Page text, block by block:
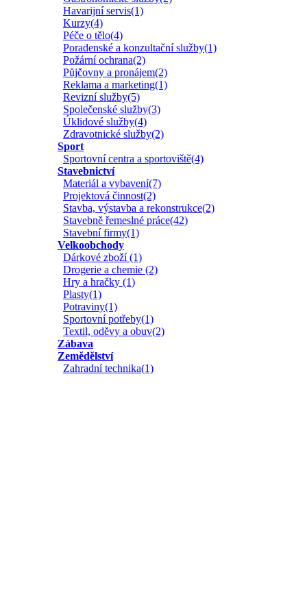
Havarijní servis(1)
Kurzy(4)
Péče o tělo(4)
Poradenské a konzultační služby(1)
Požární ochrana(2)
Půjčovny a pronájem(2)
Reklama a marketing(1)
Revizní služby(5)
Společenské služby(3)
Úklidové služby(4)
Zdravotnické služby(2)
Sport
Sportovní centra a sportoviště(4)
Stavebnictví
Materiál a vybavení(7)
Projektová činnost(2)
Stavba, výstavba a rekonstrukce(2)
Stavebně řemeslné práce(42)
Stavební firmy(1)
Velkoobchody
Dárkové zboží (1)
Drogerie a chemie (2)
Hry a hračky (1)
Plasty(1)
Potraviny(1)
Sportovní potřeby(1)
Textil, oděvy a obuv(2)
Zábava
Zemědělství
Zahradní technika(1)